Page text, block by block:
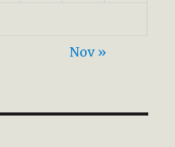
Nov »